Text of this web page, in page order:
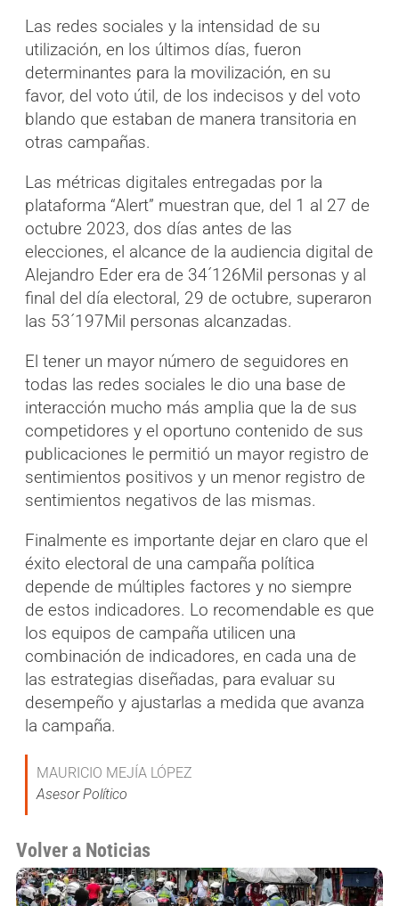
Las redes sociales y la intensidad de su
utilización, en los últimos días, fueron
determinantes para la movilización, en su
favor, del voto útil, de los indecisos y del voto
blando que estaban de manera transitoria en
otras campañas.
Las métricas digitales entregadas por la
plataforma “Alert” muestran que, del 1 al 27 de
octubre 2023, dos días antes de las
elecciones, el alcance de la audiencia digital de
Alejandro Eder era de 34´126Mil personas y al
final del día electoral, 29 de octubre, superaron
las 53´197Mil personas alcanzadas.
El tener un mayor número de seguidores en
todas las redes sociales le dio una base de
interacción mucho más amplia que la de sus
competidores y el oportuno contenido de sus
publicaciones le permitió un mayor registro de
sentimientos positivos y un menor registro de
sentimientos negativos de las mismas.
Finalmente es importante dejar en claro que el
éxito electoral de una campaña política
depende de múltiples factores y no siempre
de estos indicadores. Lo recomendable es que
los equipos de campaña utilicen una
combinación de indicadores, en cada una de
las estrategias diseñadas, para evaluar su
desempeño y ajustarlas a medida que avanza
la campaña.
MAURICIO MEJÍA LÓPEZ
Asesor Político
Volver a Noticias